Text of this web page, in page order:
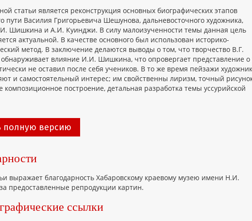
статьи является реконструкция основных биографических этапов
пути Василия Григорьевича Шешунова, дальневосточного художника,
Шишкина и А.И. Куинджи. В силу малоизученности темы данная цель
актуальной. В качестве основного был использован историко-
метод. В заключение делаются выводы о том, что творчество В.Г.
влияние И.И. Шишкина, что опровергает представление о
не оставил после себя учеников. В то же время пейзажи
и самостоятельный интерес; им свойственны лиризм, точный
композиционное построение, детальная разработка темы уссурийской
полную версию
выражает благодарность Хабаровскому краевому музею имени Н.И.
предоставленные репродукции картин.
ссылки